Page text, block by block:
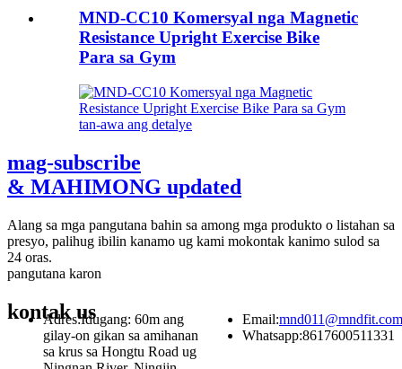
MND-CC10 Komersyal nga Magnetic
Resistance Upright Exercise Bike
Para sa Gym
tan-awa ang detalye
mag-subscribe
& MAHIMONG updated
Alang sa mga pangutana bahin sa among mga produkto o listahan sa
presyo, palihug ibilin kanamo ug kami mokontak kanimo sulod sa
24 oras.
pangutana karon
kontakus
Adres:Idugang: 60m ang
gilay-on gikan sa amihanan
sa krus sa Hongtu Road ug
Email:mnd011@mndfit.com
Whatsapp:8617600511331